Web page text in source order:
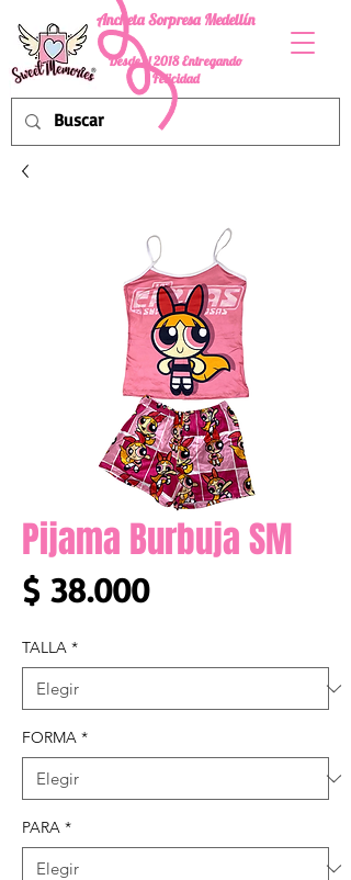
Ancheta Sorpresa Medellín
Desde el 2018 Entregando
Felicidad
Pijama Burbuja SM
$ 38.000Precio
TALLA *
FORMA *
PARA *